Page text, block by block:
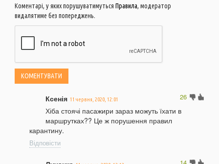
Коментарі, у яких порушуватимуться Правила, модератор
видалятиме без попереджень.
26
Ксенія 11 червня, 2020, 12:01
Хіба стоячі пасажири зараз можуть їхати в
маршрутках?? Це ж порушення правил
карантину.
Відповісти
14